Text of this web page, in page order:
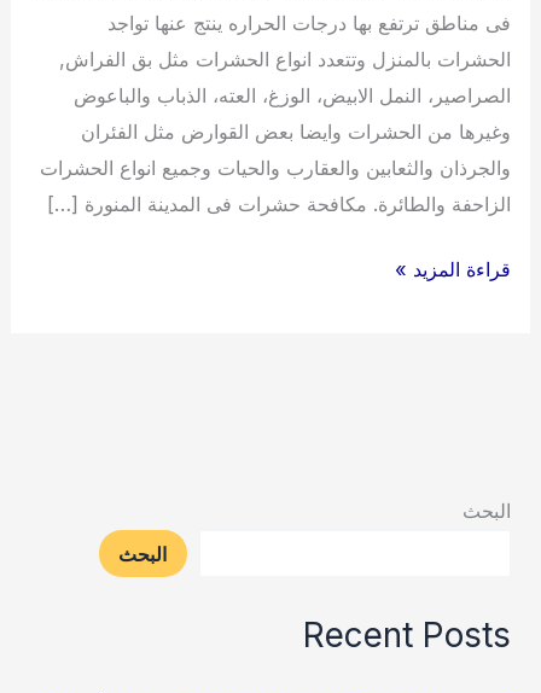
فى مناطق ترتفع بها درجات الحراره ينتج عنها تواجد
الحشرات بالمنزل وتتعدد انواع الحشرات مثل بق الفراش,
الصراصير، النمل الابيض، الوزغ، العته، الذباب والباعوض
وغيرها من الحشرات وايضا بعض القوارض مثل الفئران
والجرذان والثعابين والعقارب والحيات وجميع انواع الحشرات
الزاحفة والطائرة. مكافحة حشرات فى المدينة المنورة […]
شركة
قراءة المزيد »
البحث
البحث
Recent Posts